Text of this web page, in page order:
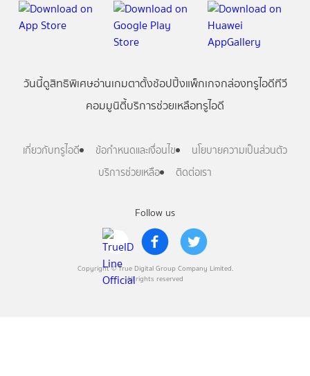
Follow us
Copyright © True Digital Group Company Limited.
All rights reserved
วันนี้ดูสิทธิพิเศษอ่านเกมตาตั้งช้อปปิ้งแพ็กเกจกล่องทรูไอดีทีวี
คอมมูนิตี้บริการช่วยเหลือทรูไอดี
เกี่ยวกับทรูไอดี ข้อกำหนดและเงื่อนไข
นโยบายความเป็นส่วนตัว
บริการช่วยเหลือ
ติดต่อเรา